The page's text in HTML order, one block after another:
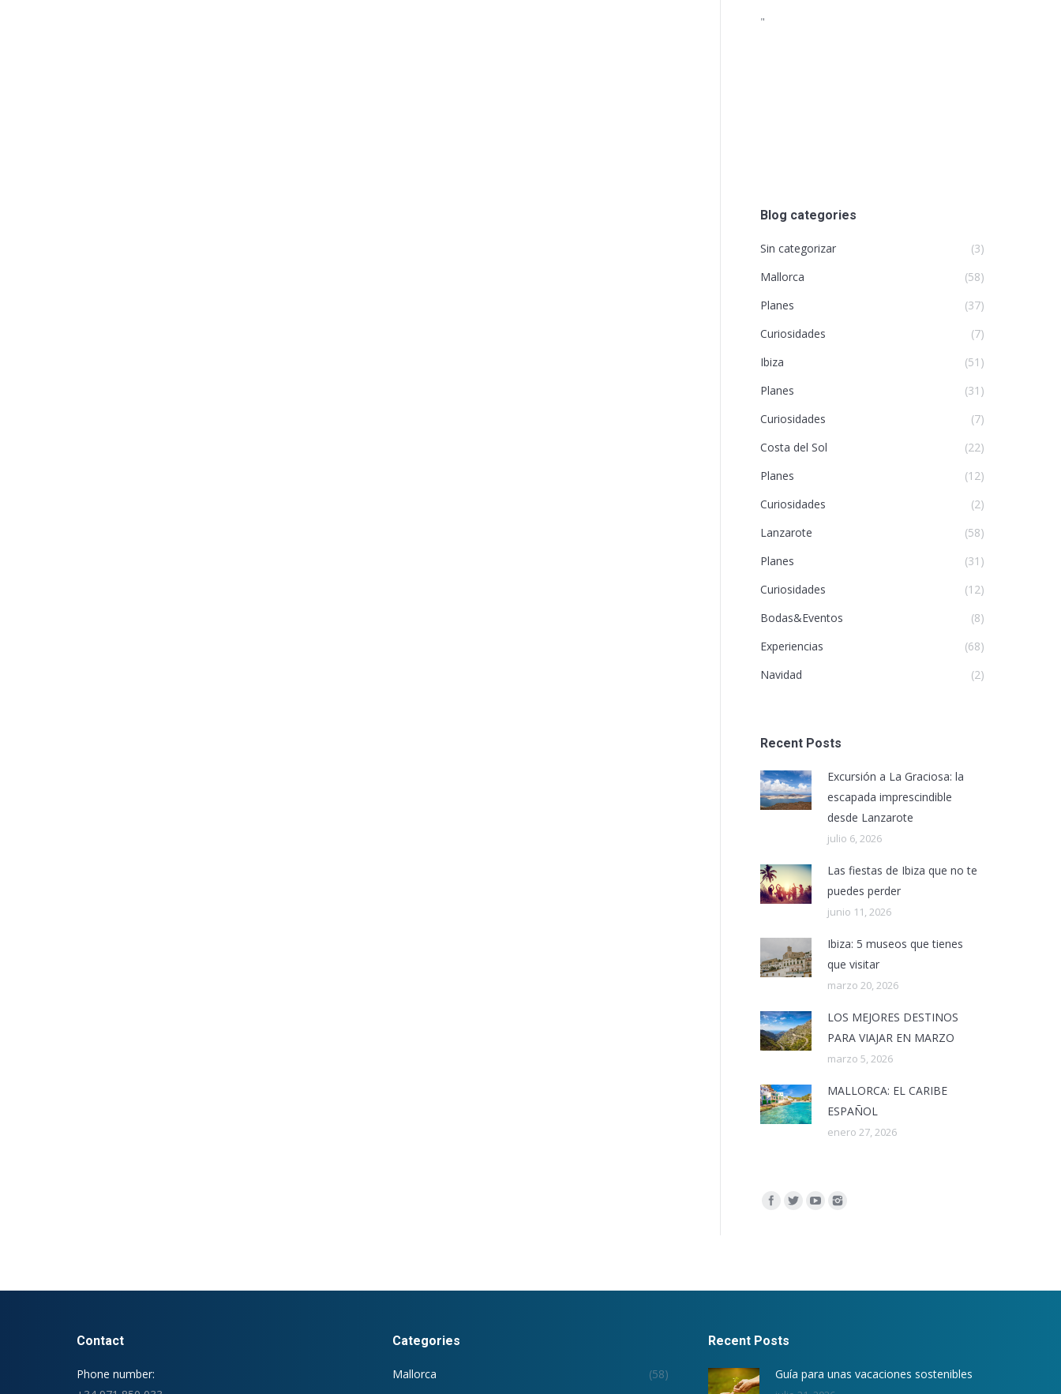
"
Blog categories
Sin categorizar
(3)
Mallorca
(58)
Planes
(37)
Curiosidades
(7)
Ibiza
(51)
Planes
(31)
Curiosidades
(7)
Costa del Sol
(22)
Planes
(12)
Curiosidades
(2)
Lanzarote
(58)
Planes
(31)
Curiosidades
(12)
Bodas&Eventos
(8)
Experiencias
(68)
Navidad
(2)
Recent Posts
Excursión a La Graciosa: la
escapada imprescindible
desde Lanzarote
julio 6, 2026
Las fiestas de Ibiza que no te
puedes perder
junio 11, 2026
Ibiza: 5 museos que tienes
que visitar
marzo 20, 2026
LOS MEJORES DESTINOS
PARA VIAJAR EN MARZO
marzo 5, 2026
MALLORCA: EL CARIBE
ESPAÑOL
enero 27, 2026
Encuéntranos en:
Contact
Phone number:
Categories
Mallorca (58)
Recent Posts
Guía para unas vacaciones sostenibles